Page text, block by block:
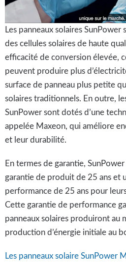
Les panneaux solaires
des cellules solaires de haute
efficacité de conversion élevée,
peuvent produire plus
surface de panneau plus petite
solaires traditionnels. En outre,
SunPower sont dotés d’une
appelée Maxeon, qui améliore
et leur durabilité.
En termes de garantie,
garantie de produit de 25 ans et
performance de 25 ans pour
Cette garantie de performance
panneaux solaires produiront au
production d’énergie initiale au
Les panneaux solaire SunPower